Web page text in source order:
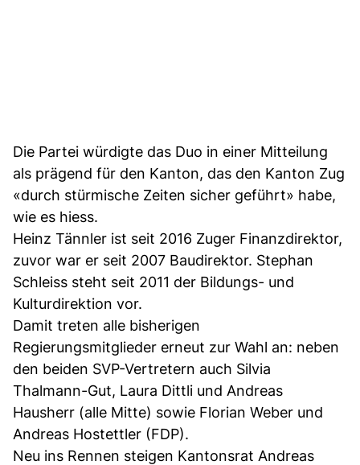
Die Partei würdigte das Duo in einer Mitteilung
als prägend für den Kanton, das den Kanton Zug
«durch stürmische Zeiten sicher geführt» habe,
wie es hiess.
Heinz Tännler ist seit 2016 Zuger Finanzdirektor,
zuvor war er seit 2007 Baudirektor. Stephan
Schleiss steht seit 2011 der Bildungs- und
Kulturdirektion vor.
Damit treten alle bisherigen
Regierungsmitglieder erneut zur Wahl an: neben
den beiden SVP-Vertretern auch Silvia
Thalmann-Gut, Laura Dittli und Andreas
Hausherr (alle Mitte) sowie Florian Weber und
Andreas Hostettler (FDP).
Neu ins Rennen steigen Kantonsrat Andreas